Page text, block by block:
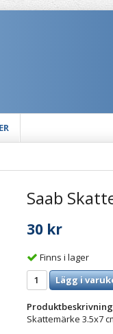
Saab
30 kr
Finns i lager
Lägg i
Skattemärke 3.5x7